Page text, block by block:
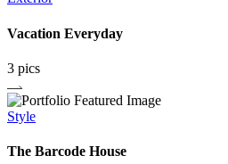
Vacation Everyday
3 pics
Style
The Barcode House